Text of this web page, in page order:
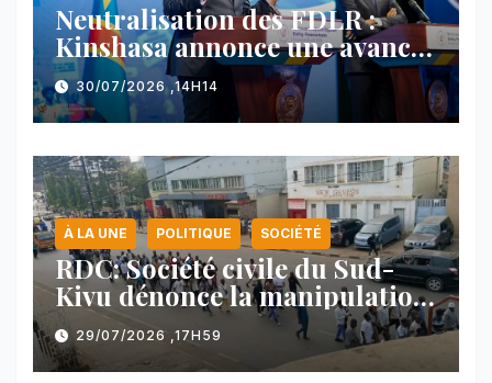
Neutralisation des FDLR :
Kinshasa annonce une avancée
majeure et maintient sa ligne
face au Rwanda
30/07/2026 ,14H14
À LA UNE POLITIQUE SOCIÉTÉ
RDC: Société civile du Sud-
Kivu dénonce la manipulation
des manifestations par
l’AFC/M23
29/07/2026 ,17H59